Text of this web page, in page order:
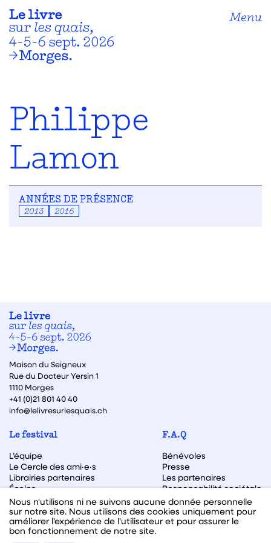
Menu
Philippe
Lamon
ANNÉES DE PRÉSENCE
2013 2016
Maison du Seigneux
Rue du Docteur Yersin 1
1110 Morges
+41 (0)21 801 40 40
info@lelivresurlesquais.ch
Le festival
L’équipe
Le Cercle des ami·e·s
Librairies partenaires
Écoles
F.A.Q
Bénévoles
Presse
Les partenaires
Responsabilité sociétale
Archive des éditions
Archive des autrices et auteurs
Nous n'utilisons ni ne suivons aucune donnée personnelle
sur notre site. Nous utilisons des cookies uniquement pour
améliorer l'expérience de l'utilisateur et pour assurer le
bon fonctionnement de notre site.